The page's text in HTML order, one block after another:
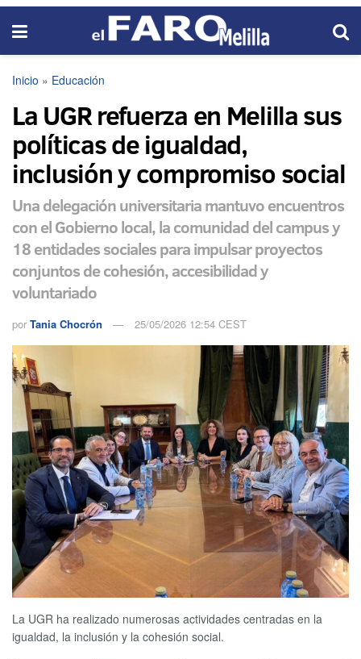
Inicio » Educación
La UGR refuerza en Melilla sus
políticas de igualdad,
inclusión y compromiso social
Una delegación universitaria mantuvo encuentros
con el Gobierno local, la comunidad del campus y
18 entidades sociales para impulsar proyectos
conjuntos de cohesión, accesibilidad y
voluntariado
por Tania Chocrón 25/05/2026 12:54 CEST
La UGR ha realizado numerosas actividades centradas en la
igualdad, la inclusión y la cohesión social.